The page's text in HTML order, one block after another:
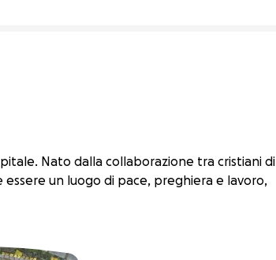
Nato dalla collaborazione tra cristiani di
essere un luogo di pace, preghiera e lavoro,